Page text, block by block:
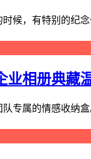
候，有特别的纪
业相册典藏
专属的情感收纳